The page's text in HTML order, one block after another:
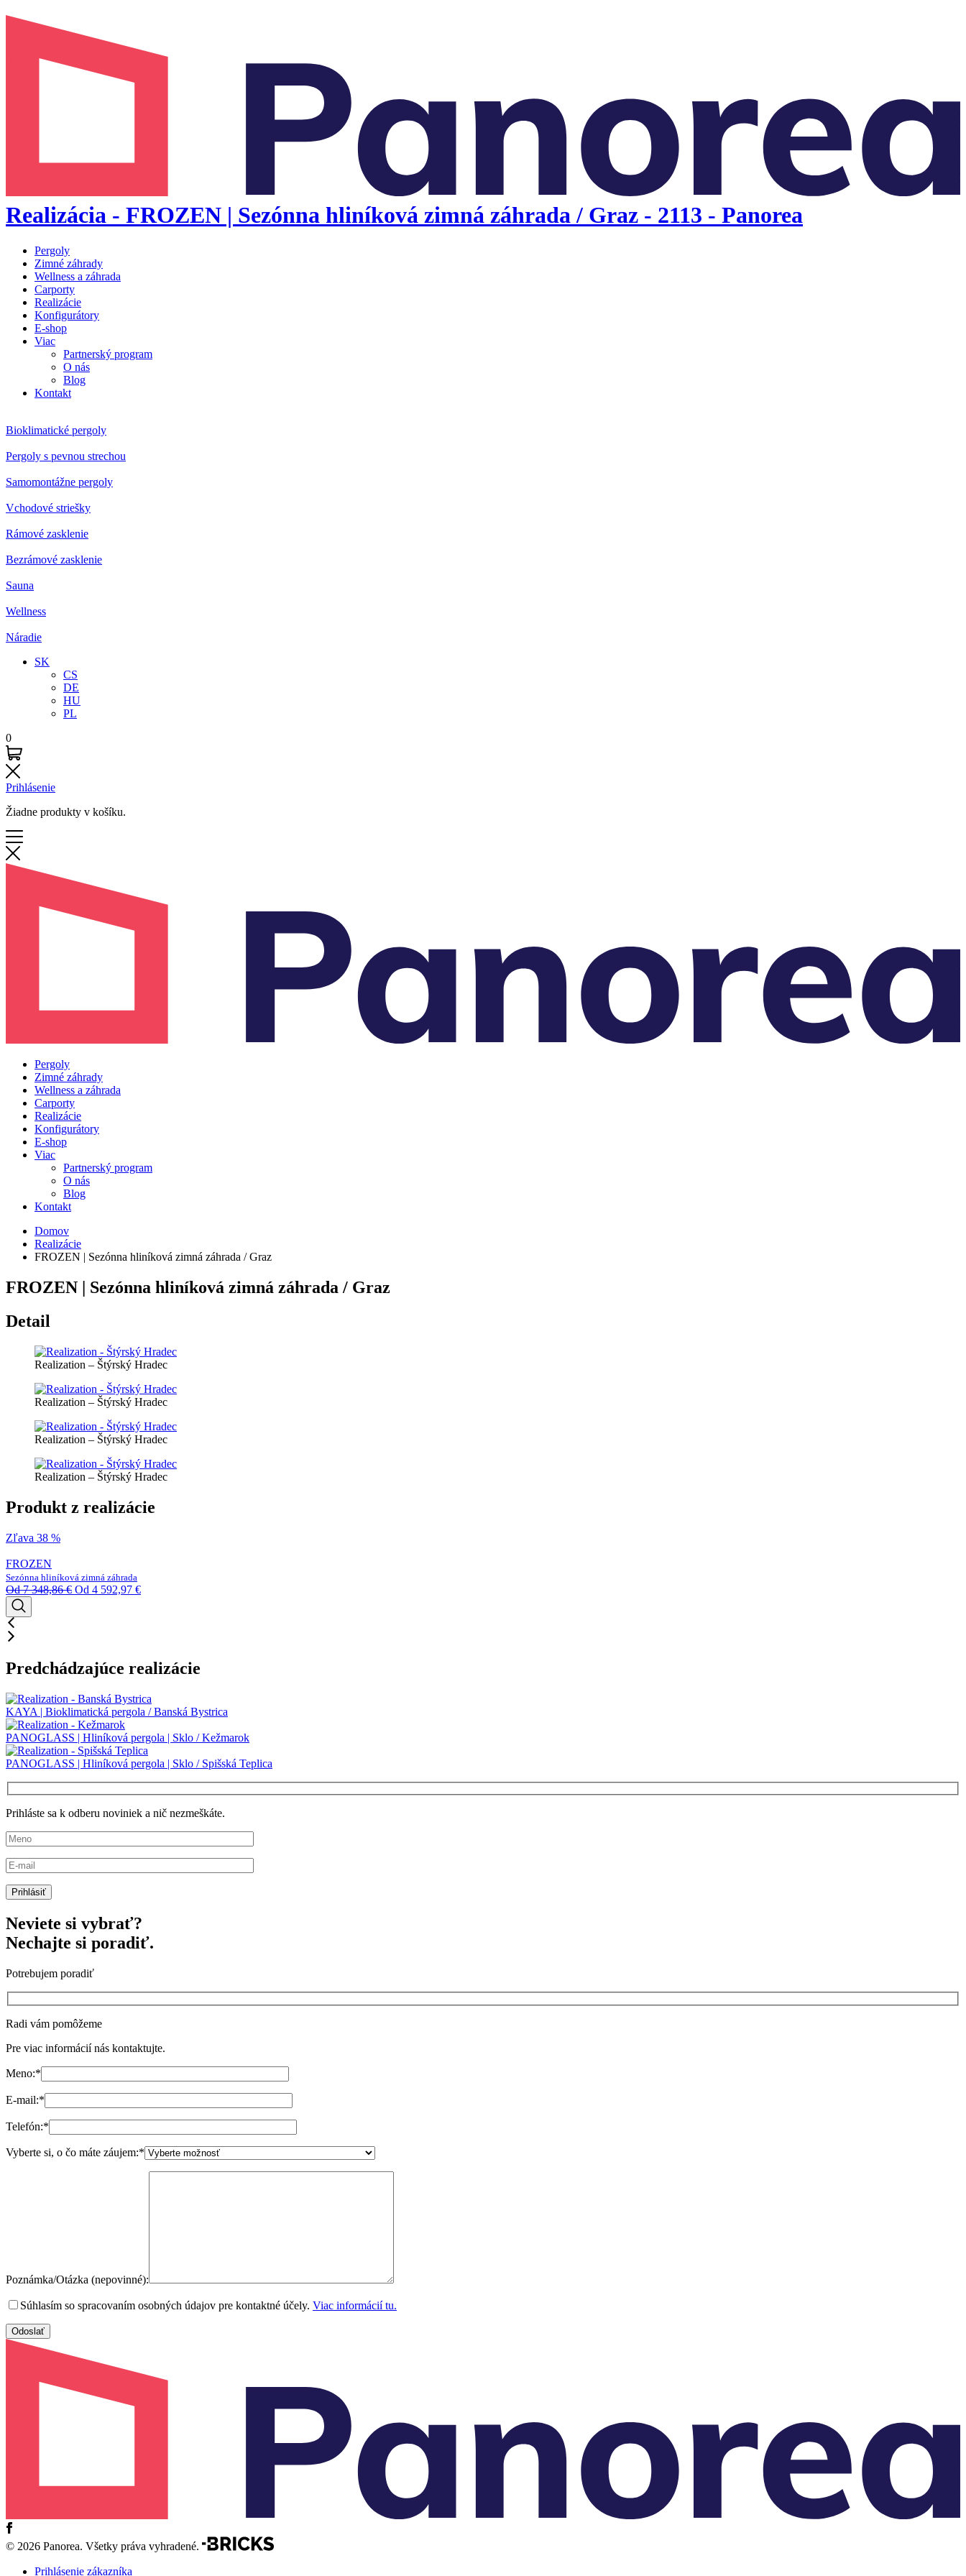
Realizácia - FROZEN | Sezónna hliníková zimná záhrada / Graz - 2113 - Panorea
Pergoly
Zimné záhrady
Wellness a záhrada
Carporty
Realizácie
Konfigurátory
E-shop
Viac
Partnerský program
O nás
Blog
Kontakt
Bioklimatické pergoly
Pergoly s pevnou strechou
Samomontážne pergoly
Vchodové striešky
Rámové zasklenie
Bezrámové zasklenie
Sauna
Wellness
Náradie
SK
CS
DE
HU
PL
0
Prihlásenie
Žiadne produkty v košíku.
Pergoly
Zimné záhrady
Wellness a záhrada
Carporty
Realizácie
Konfigurátory
E-shop
Viac
Partnerský program
O nás
Blog
Kontakt
Domov
Realizácie
FROZEN | Sezónna hliníková zimná záhrada / Graz
FROZEN | Sezónna hliníková zimná záhrada / Graz
Detail
Realization – Štýrský Hradec
Realization – Štýrský Hradec
Realization – Štýrský Hradec
Realization – Štýrský Hradec
Produkt z realizácie
Zľava 38 %
FROZEN
Sezónna hliníková zimná záhrada
Od7 348,86€ Od 4 592,97 €
Predchádzajúce realizácie
KAYA | Bioklimatická pergola / Banská Bystrica
PANOGLASS | Hliníková pergola | Sklo / Kežmarok
PANOGLASS | Hliníková pergola | Sklo / Spišská Teplica
Prihláste sa k odberu noviniek a nič nezmeškáte.
Neviete si vybrať?
Nechajte si poradiť.
Potrebujem poradiť
Radi vám pomôžeme
Pre viac informácií nás kontaktujte.
Meno:*
E-mail:*
Telefón:*
Vyberte si, o čo máte záujem:*
Poznámka/Otázka (nepovinné):
Súhlasím so spracovaním osobných údajov pre kontaktné účely. Viac informácií tu.
© 2026 Panorea. Všetky práva vyhradené.
Prihlásenie zákazníka